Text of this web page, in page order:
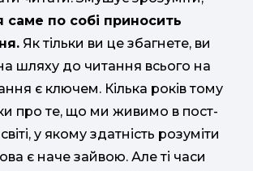
саме по собі приносить
Як тільки ви це збагнете, ви
шляху до читання всього на
є ключем. Кілька років тому
про те, що ми живимо в пост-
у якому здатність розуміти
є наче зайвою. Але ті часи